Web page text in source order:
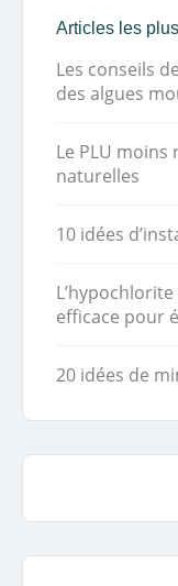
Articles les
Les conseils
des algues
Le PLU
naturelles
10 idées
efficace pour
20 idées de